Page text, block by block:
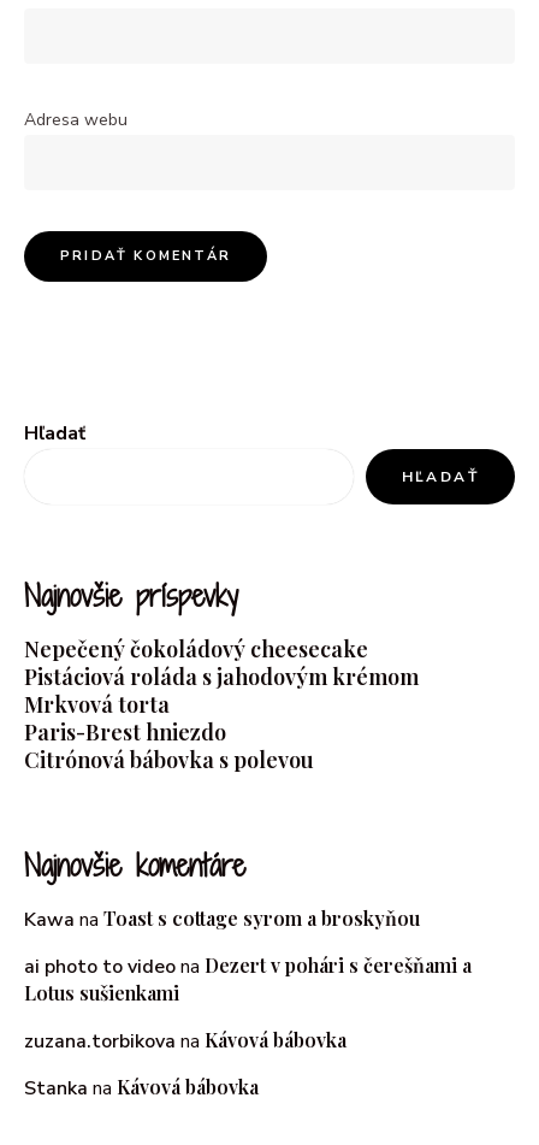
Adresa webu
Hľadať
HĽADAŤ
Najnovšie príspevky
Nepečený čokoládový cheesecake
Pistáciová roláda s jahodovým krémom
Mrkvová torta
Paris-Brest hniezdo
Citrónová bábovka s polevou
Najnovšie komentáre
Kawa na Toast s cottage syrom a broskyňou
ai photo to videona Dezert v pohári s čerešňami a
Lotus sušienkami
zuzana.torbikova na Kávová bábovka
Stanka na Kávová bábovka